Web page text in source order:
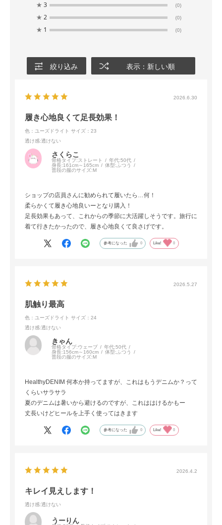
★ 3 (0)
★ 2 (0)
★ 1 (0)
絞り込み 表示：新しい順
2026.6.30
履き心地良くて足長効果！
色：ユーズドライト サイズ：23
透け感:透けない
さくらこ
骨格タイプ: ストレート 年代:50代
身長:161cm～165cm 体型: ふつう
普段の服のサイズ:M
ショップの店員さんに勧められて履いたら…何！
柔らかくて履き心地良いーとなり購入！
足長効果もあって、これからの季節に大活躍しそうです。旅行に
着て行きたかったので、履き心地良くて良さげです。
参考になった 0 Like! 0
2026.5.27
肌触り最高
色：ユーズドライト サイズ：24
透け感:透けない
きゃん
骨格タイプ:ウェーブ 年代:50代
身長:156cm～160cm 体型: ふつう
普段の服のサイズ:M
HealthyDENIM 何本か持ってますが、これはもうデニムか？って
くらいサラサラ
夏のデニムは暑いから避けるのですが、これははけるかもー
丈長いけどヒールを上手く使ってはきます
参考になった 0 Like! 0
2026.4.2
キレイ見えします！
透け感:透けない
うーりん